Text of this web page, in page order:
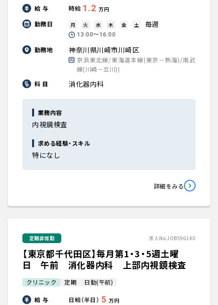
給 与 時給 1.2 万円
勤務日 月 火 水 木 金 土 毎週
13:00〜16:00
勤務地 神奈川県川崎市川崎区
京浜東北線/東海道本線(東京－熱海)/南武
線(川崎－立川))
科 目
消化器内科
業務内容
内視鏡検査
求める経験・スキル
特になし
詳細をみる
定期非常勤 求人No.JOB596140
【東京都千代田区】毎月第1・3・5週土曜
日 午前 消化器内科 上部内視鏡検査
クリニック 定期 日勤(午前)
給 与 日給（半日） 5 万円